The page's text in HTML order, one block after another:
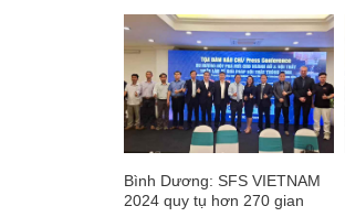
Bình Dương: SFS VIETNAM
2024 quy tụ hơn 270 gian